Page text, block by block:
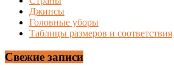
Джинсы
Головные уборы
Таблицы размеров и соответствия
Свежие записи